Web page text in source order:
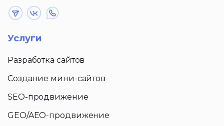
Услуги
Разработка сайтов
Создание мини-сайтов
SEO-продвижение
GEO/AEO-продвижение